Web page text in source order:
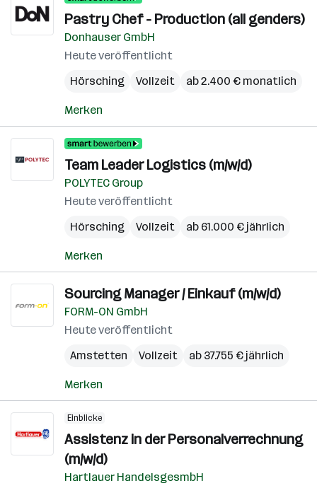
Pastry Chef - Production (all genders)
Donhauser GmbH
Heute veröffentlicht
Hörsching
Vollzeit ab 2.400 € monatlich
Merken
Team Leader Logistics (m/w/d)
POLYTEC Group
Heute veröffentlicht
Hörsching
Vollzeit ab 61.000 € jährlich
Merken
Sourcing Manager / Einkauf (m/w/d)
FORM-ON GmbH
Heute veröffentlicht
Amstetten
Vollzeit ab 37.755 € jährlich
Merken
Einblicke
Assistenz in der Personalverrechnung
(m/w/d)
Hartlauer HandelsgesmbH